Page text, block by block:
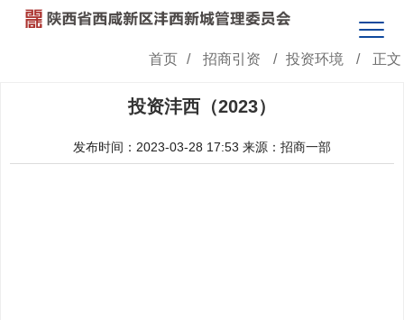
首页 / 招商引资 / 投资环境 / 正文
投资沣西（2023）
发布时间：2023-03-28 17:53 来源：招商一部